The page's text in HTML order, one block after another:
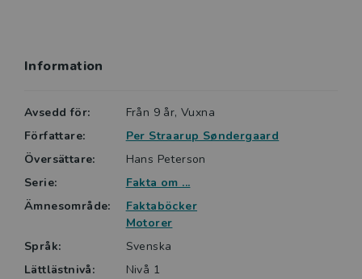
Information
Avsedd för:
Från 9 år, Vuxna
Författare:
Per Straarup Søndergaard
Översättare:
Hans Peterson
Serie:
Fakta om ...
Ämnesområde:
Faktaböcker
Motorer
Språk:
Svenska
Lättlästnivå:
Nivå 1